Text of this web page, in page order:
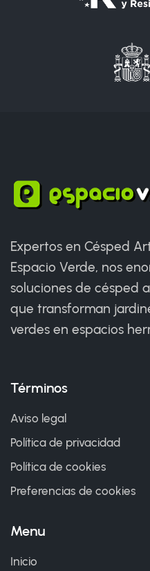
Expertos en Césped
Espacio Verde, nos
soluciones de césped
que transforman
verdes en espacios
Términos
Aviso legal
Política de privacidad
Política de cookies
Preferencias de cookies
Menu
Inicio